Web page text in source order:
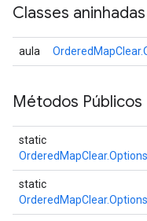
Classes aninhadas
aula
Métodos Públicos
static
OrderedMapClear.Options
static
OrderedMapClear.Options